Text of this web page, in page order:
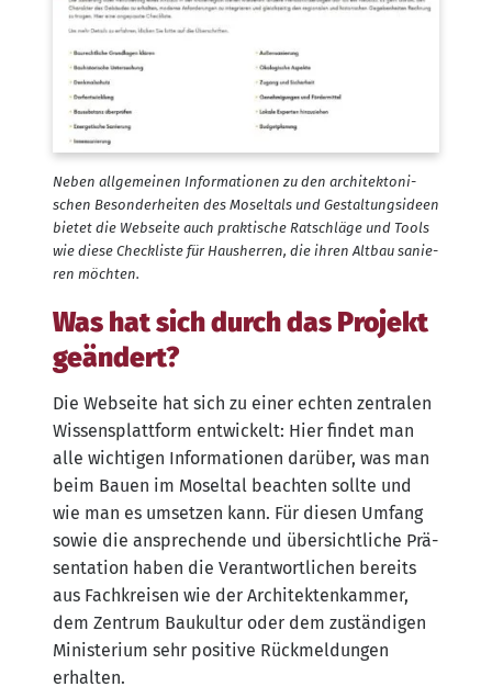
Neben all­ge­mei­nen Infor­ma­tio­nen zu den archi­tek­to­ni­
schen Beson­der­hei­ten des Mos­el­tals und Gestal­tungs­ideen
bie­tet die Web­sei­te auch prak­ti­sche Rat­schlä­ge und Tools
wie die­se Check­lis­te für Haus­her­ren, die ihren Alt­bau sanie­
ren möchten.
Was hat sich durch das Projekt
geändert?
Die Web­sei­te hat sich zu einer ech­ten zen­tra­len
Wis­sens­platt­form ent­wi­ckelt: Hier fin­det man
alle wich­ti­gen Infor­ma­tio­nen dar­über, was man
beim Bau­en im Mos­el­tal beach­ten soll­te und
wie man es umset­zen kann. Für die­sen Umfang
sowie die anspre­chen­de und über­sicht­li­che Prä­
sen­ta­ti­on haben die Ver­ant­wort­li­chen bereits
aus Fach­krei­sen wie der Archi­tek­ten­kam­mer,
dem Zen­trum Bau­kul­tur oder dem zustän­di­gen
Minis­te­ri­um sehr posi­ti­ve Rück­mel­dun­gen
erhalten.